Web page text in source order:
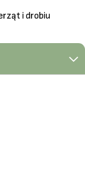
i drobiu